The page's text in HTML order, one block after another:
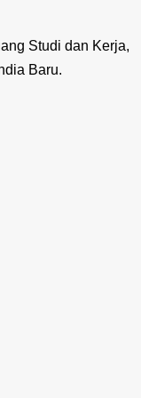
Studi dan Kerja,
Baru.